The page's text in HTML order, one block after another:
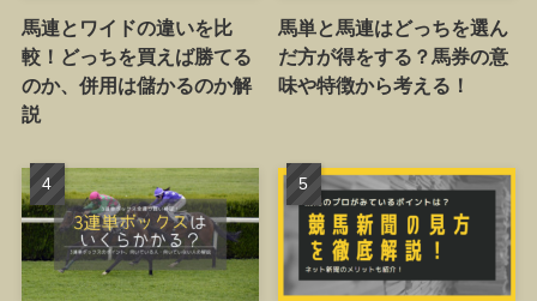
馬連とワイドの違いを比
較！どっちを買えば勝てる
のか、併用は儲かるのか解
説
馬単と馬連はどっちを選ん
だ方が得をする？馬券の意
味や特徴から考える！